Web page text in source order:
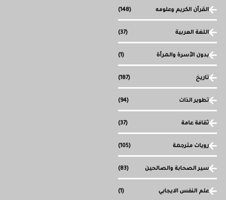
القرآن الكريم وعلومه (148)
اللغة العربية (37)
بدون الأسرة والمرأة (1)
تاريخ (187)
تطوير الذات (94)
ثقافة عامة (37)
رويات مترجمة (105)
سير الصحابة والصالحين (83)
علم النفس الايجابي (1)